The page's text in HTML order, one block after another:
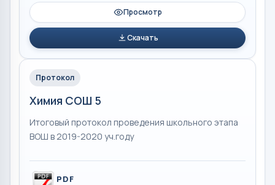
Просмотр
Скачать
Протокол
Химия СОШ 5
Итоговый протокол проведения школьного этапа
ВОШ в 2019-2020 уч.году
PDF